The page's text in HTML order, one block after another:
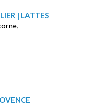
| LATTES